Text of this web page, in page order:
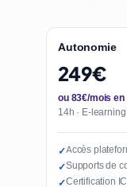
Autonomie
249€
ou 83€/mois
14h · E-
✓Accès
✓Supports de
✓Certification